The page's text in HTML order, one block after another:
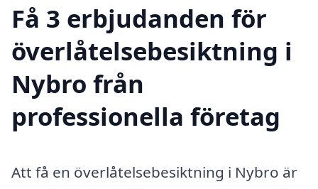
Få 3 erbjudanden för
överlåtelsebesiktning i
Nybro från
professionella företag
Att få en överlåtelsebesiktning i Nybro är